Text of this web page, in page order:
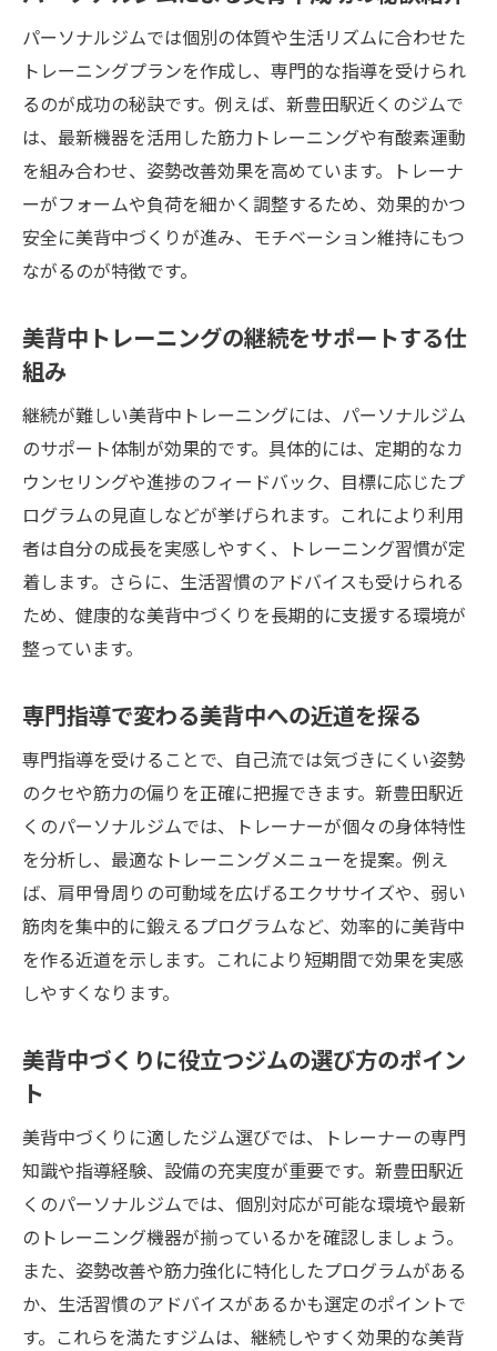
パーソナルジムでは個別の体質や生活リズムに合わせた
トレーニングプランを作成し、専門的な指導を受けられ
るのが成功の秘訣です。例えば、新豊田駅近くのジムで
は、最新機器を活用した筋力トレーニングや有酸素運動
を組み合わせ、姿勢改善効果を高めています。トレーナ
ーがフォームや負荷を細かく調整するため、効果的かつ
安全に美背中づくりが進み、モチベーション維持にもつ
ながるのが特徴です。
美背中トレーニングの継続をサポートする仕
組み
継続が難しい美背中トレーニングには、パーソナルジム
のサポート体制が効果的です。具体的には、定期的なカ
ウンセリングや進捗のフィードバック、目標に応じたプ
ログラムの見直しなどが挙げられます。これにより利用
者は自分の成長を実感しやすく、トレーニング習慣が定
着します。さらに、生活習慣のアドバイスも受けられる
ため、健康的な美背中づくりを長期的に支援する環境が
整っています。
専門指導で変わる美背中への近道を探る
専門指導を受けることで、自己流では気づきにくい姿勢
のクセや筋力の偏りを正確に把握できます。新豊田駅近
くのパーソナルジムでは、トレーナーが個々の身体特性
を分析し、最適なトレーニングメニューを提案。例え
ば、肩甲骨周りの可動域を広げるエクササイズや、弱い
筋肉を集中的に鍛えるプログラムなど、効率的に美背中
を作る近道を示します。これにより短期間で効果を実感
しやすくなります。
美背中づくりに役立つジムの選び方のポイン
ト
美背中づくりに適したジム選びでは、トレーナーの専門
知識や指導経験、設備の充実度が重要です。新豊田駅近
くのパーソナルジムでは、個別対応が可能な環境や最新
のトレーニング機器が揃っているかを確認しましょう。
また、姿勢改善や筋力強化に特化したプログラムがある
か、生活習慣のアドバイスがあるかも選定のポイントで
す。これらを満たすジムは、継続しやすく効果的な美背